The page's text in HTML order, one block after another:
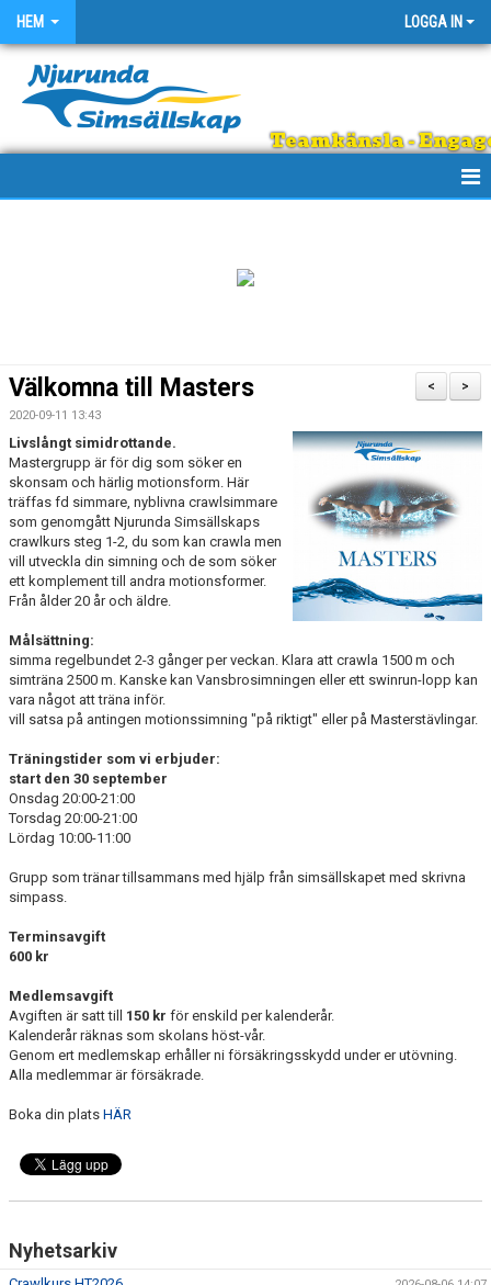
HEM LOGGA IN
Teamkänsla -
REGNBÅGEN
DOKUMENT
TIPS
>
<
Välkomna till Masters
2020-09-11 13:43
Livslångt simidrottande.
Mastergrupp är för dig som söker en
skonsam och härlig motionsform. Här
träffas fd simmare, nyblivna crawlsimmare
som genomgått Njurunda Simsällskaps
crawlkurs steg 1-2, du som kan crawla men
vill utveckla din simning och de som söker
ett komplement till andra motionsformer.
Från ålder 20 år och äldre.
Målsättning:
simma regelbundet 2-3 gånger per veckan. Klara att crawla 1500 m och
simträna 2500 m. Kanske kan Vansbrosimningen eller ett swinrun-lopp kan
vara något att träna inför.
vill satsa på antingen motionssimning "på riktigt" eller på Masterstävlingar.
Träningstider som vi erbjuder:
start den 30 september
Onsdag 20:00-21:00
Torsdag 20:00-21:00
Lördag 10:00-11:00
Grupp som tränar tillsammans med hjälp från simsällskapet med skrivna
simpass.
Terminsavgift
600 kr
Medlemsavgift
Avgiften är satt till 150 kr för enskild per kalenderår.
Kalenderår räknas som skolans höst-vår.
Genom ert medlemskap erhåller ni försäkringsskydd under er utövning.
Alla medlemmar är försäkrade.
Boka din plats HÄR
Nyhetsarkiv